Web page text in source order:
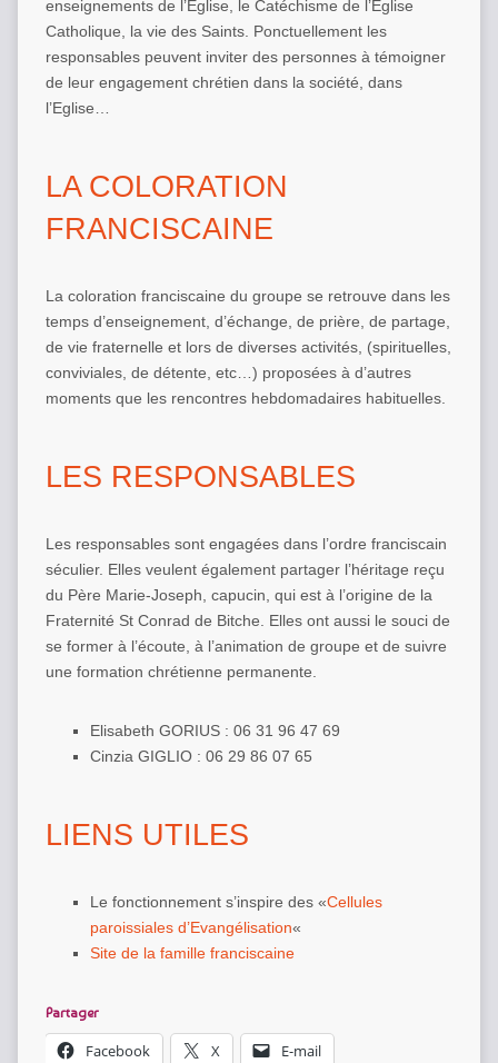
enseignements de l’Eglise, le Catéchisme de l’Eglise
Catholique, la vie des Saints. Ponctuellement les
responsables peuvent inviter des personnes à témoigner
de leur engagement chrétien dans la société, dans
l’Eglise…
LA COLORATION
FRANCISCAINE
La coloration franciscaine du groupe se retrouve dans les
temps d’enseignement, d’échange, de prière, de partage,
de vie fraternelle et lors de diverses activités, (spirituelles,
conviviales, de détente, etc…) proposées à d’autres
moments que les rencontres hebdomadaires habituelles.
LES RESPONSABLES
Les responsables sont engagées dans l’ordre franciscain
séculier. Elles veulent également partager l’héritage reçu
du Père Marie-Joseph, capucin, qui est à l’origine de la
Fraternité St Conrad de Bitche. Elles ont aussi le souci de
se former à l’écoute, à l’animation de groupe et de suivre
une formation chrétienne permanente.
Elisabeth GORIUS : 06 31 96 47 69
Cinzia GIGLIO : 06 29 86 07 65
LIENS UTILES
Le fonctionnement s’inspire des «Cellules
paroissiales d’Evangélisation«
Site de la famille franciscaine
Partager
Facebook X E-mail